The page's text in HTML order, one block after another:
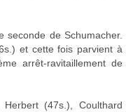
seconde de Schumacher.
et cette fois parvient à
arrêt-ravitaillement de
(47s.), Coulthard